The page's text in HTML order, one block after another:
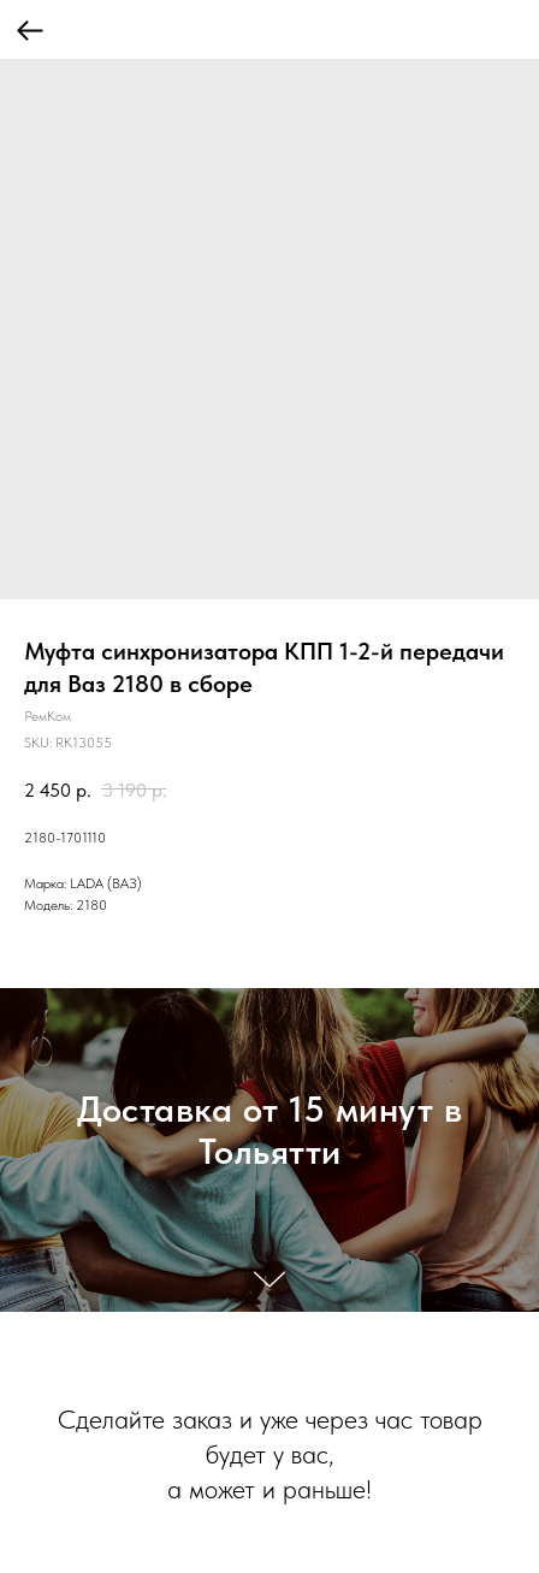
Муфта синхронизатора КПП 1-2-й передачи
для Ваз 2180 в сборе
РемКом
SKU: RK13055
2 450 р. 3 190 р.
2180-1701110
Марка: LADA (ВАЗ)
Модель: 2180
Доставка от 15 минут в
Тольятти
Сделайте заказ и уже через час товар
будет у вас,
а может и раньше!